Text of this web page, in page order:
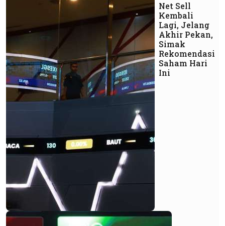
Net Sell
Kembali
Lagi, Jelang
Akhir Pekan,
Simak
Rekomendasi
Saham Hari
Ini